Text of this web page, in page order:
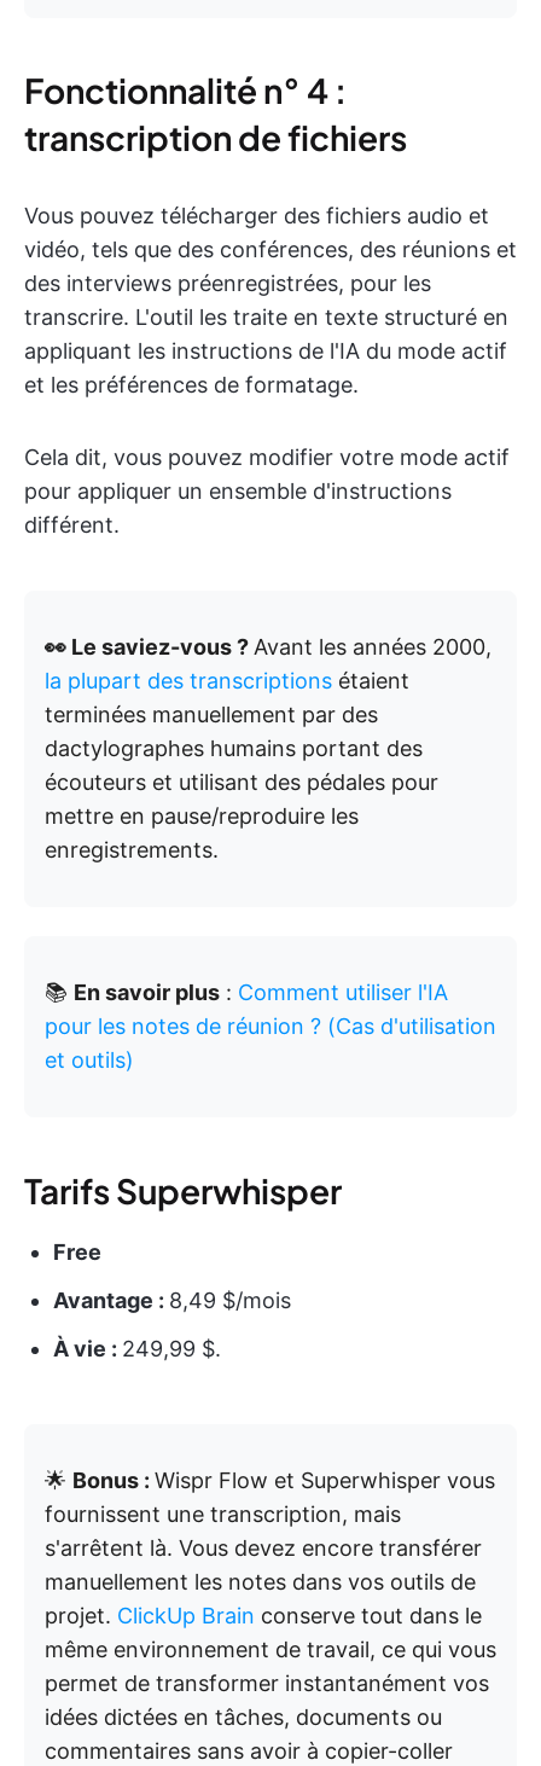
Fonctionnalité n° 4 :
transcription de fichiers
Vous pouvez télécharger des fichiers audio et
vidéo, tels que des conférences, des réunions et
des interviews préenregistrées, pour les
transcrire. L'outil les traite en texte structuré en
appliquant les instructions de l'IA du mode actif
et les préférences de formatage.
Cela dit, vous pouvez modifier votre mode actif
pour appliquer un ensemble d'instructions
différent.
👀 Le saviez-vous ?Avant les années 2000,
la plupart des transcriptions étaient
terminées manuellement par des
dactylographes humains portant des
écouteurs et utilisant des pédales pour
mettre en pause/reproduire les
enregistrements.
📚 En savoir plus : Comment utiliser l'IA
pour les notes de réunion ? (Cas d'utilisation
et outils)
Tarifs Superwhisper
Free
Avantage : 8,49 $/mois
À vie : 249,99 $.
🌟 Bonus : Wispr Flow et Superwhisper vous
fournissent une transcription, mais
s'arrêtent là. Vous devez encore transférer
manuellement les notes dans vos outils de
projet. ClickUp Brain conserve tout dans le
même environnement de travail, ce qui vous
permet de transformer instantanément vos
idées dictées en tâches, documents ou
commentaires sans avoir à copier-coller